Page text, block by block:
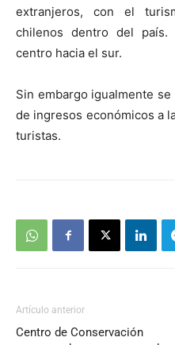
extranjeros, con el
chilenos dentro del
centro hacia el sur.
Sin embargo igualmente
de ingresos económicos a
turistas.
Artículo anterior
Centro de Conservación